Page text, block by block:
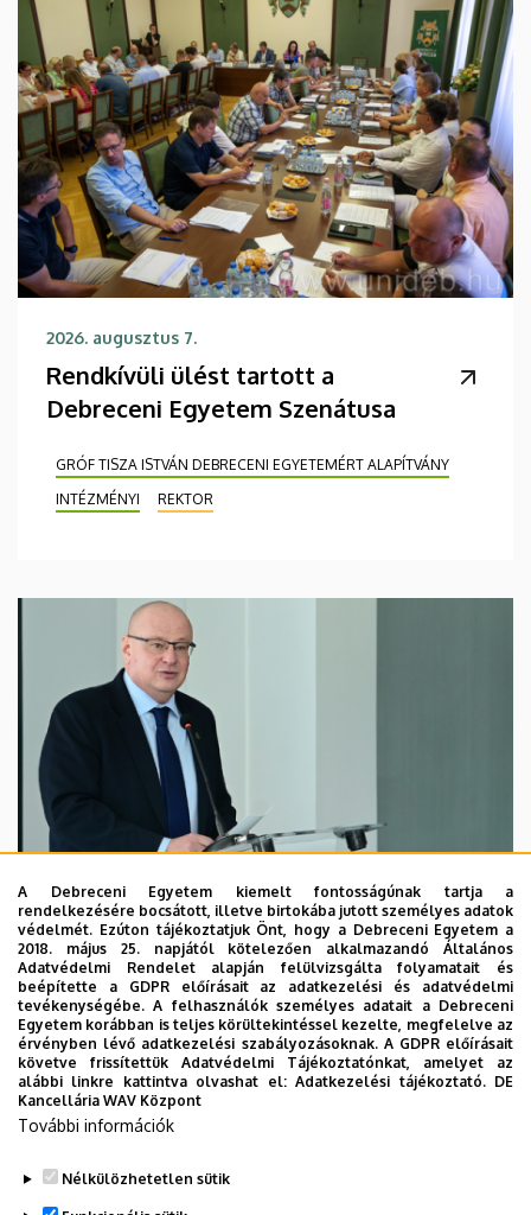
2026. augusztus 7.
Rendkívüli ülést tartott a
Debreceni Egyetem Szenátusa
GRÓF TISZA ISTVÁN DEBRECENI EGYETEMÉRT ALAPÍTVÁNY
INTÉZMÉNYI
REKTOR
2026. augusztus 7.
Kossa György búcsúzó beszéde
GRÓF TISZA ISTVÁN DEBRECENI EGYETEMÉRT ALAPÍTVÁNY
INTÉZMÉNYI
A Debreceni Egyetem kiemelt fontosságúnak tartja a
rendelkezésére bocsátott, illetve birtokába jutott személyes adatok
védelmét. Ezúton tájékoztatjuk Önt, hogy a Debreceni Egyetem a
2018. május 25. napjától kötelezően alkalmazandó Általános
Adatvédelmi Rendelet alapján felülvizsgálta folyamatait és
beépítette a GDPR előírásait az adatkezelési és adatvédelmi
tevékenységébe. A felhasználók személyes adatait a Debreceni
Egyetem korábban is teljes körültekintéssel kezelte, megfelelve az
érvényben lévő adatkezelési szabályozásoknak. A GDPR előírásait
követve frissítettük Adatvédelmi Tájékoztatónkat, amelyet az
alábbi linkre kattintva olvashat el:Adatkezelési tájékoztató. DE
Kancellária WAV Központ
További információk
Nélkülözhetetlen sütik